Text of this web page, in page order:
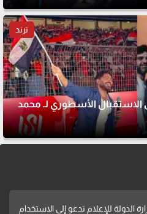
ترند
الاستقبال الأسطوري لـ محمد
الدولة للإعلام تدعو إلى الاستخدام